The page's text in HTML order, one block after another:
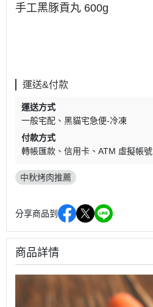
手工黑豚貢丸 600g
運送&付款
運送方式
一般宅配
黑貓宅急便-冷凍
付款方式
轉帳匯款
信用卡 ATM 虛擬帳號
中秋烤肉推薦
分享商品到
商品詳情